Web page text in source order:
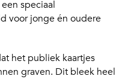
speciaal
voor jonge én oudere
het publiek kaartjes
graven. Dit bleek heel